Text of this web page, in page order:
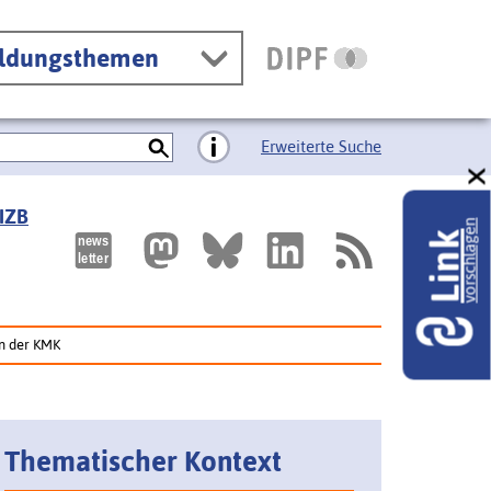
Erweiterte Suche
der KMK
Thematischer Kontext
Linkvorschlagen